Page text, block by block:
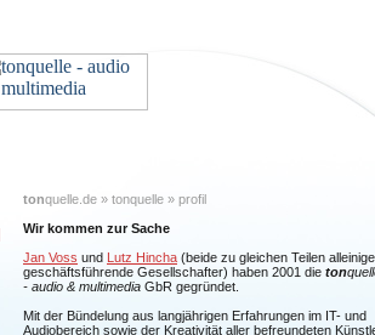
tonquelle.de » tonquelle » profil
Wir kommen zur Sache
Jan Voss und Lutz Hincha (beide zu gleichen Teilen alleinige
geschäftsführende Gesellschafter) haben 2001 die ton
- audio & multimedia GbR gegründet.
Mit der Bündelung aus langjährigen Erfahrungen im IT- und
Audiobereich sowie der Kreativität aller befreundeten